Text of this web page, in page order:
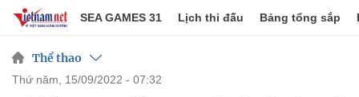
SEA GAMES 31 Lịch thi đấu Bảng tổng sắp
Thể thao
thứ năm, 15/09/2022 - 07:32